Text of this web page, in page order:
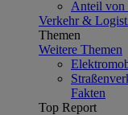
Anteil von
Verkehr &
Themen
Weitere Themen
Fakten
Top Report